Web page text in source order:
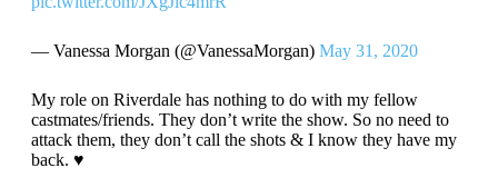
— Vanessa Morgan (@VanessaMorgan) May 31, 2020
My role on Riverdale has nothing to do with my fellow
castmates/friends. They don’t write the show. So no need to
attack them, they don’t call the shots & I know they have my
back. ♥️